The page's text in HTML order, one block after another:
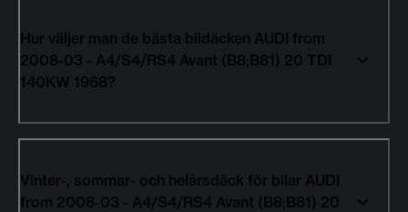
Hur väljer man de bästa bildäcken AUDI from
2008-03 - A4/S4/RS4 Avant (B8;B81) 20 TDI
140KW 1968?
Vinter-, sommar- och helårsdäck för bilar AUDI
from 2008-03 - A4/S4/RS4 Avant (B8;B81) 20